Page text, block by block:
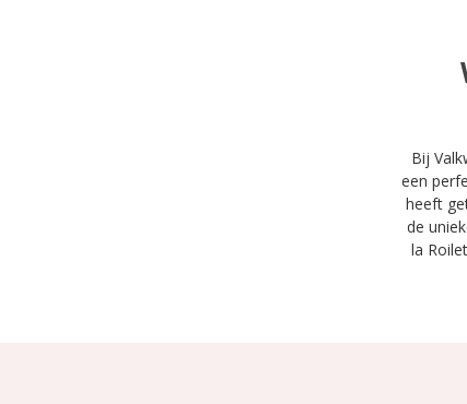
Bij
een
heeft
de
la